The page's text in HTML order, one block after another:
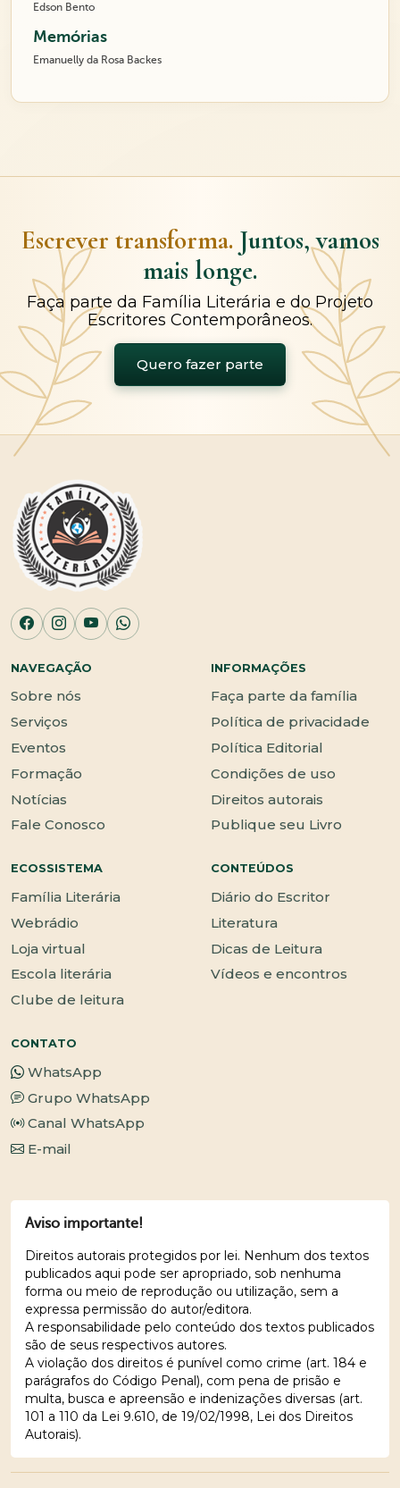
Edson Bento
Memórias
Emanuelly da Rosa Backes
Escrever transforma. Juntos, vamos
mais longe.
Faça parte da Família Literária e do Projeto
Escritores Contemporâneos.
Quero fazer parte
NAVEGAÇÃO
Sobre nós
Serviços
Eventos
Formação
Notícias
Fale Conosco
INFORMAÇÕES
Faça parte da família
Política de privacidade
Política Editorial
Condições de uso
Direitos autorais
Publique seu Livro
ECOSSISTEMA
Família Literária
Webrádio
Loja virtual
Escola literária
Clube de leitura
CONTEÚDOS
Diário do Escritor
Literatura
Dicas de Leitura
Vídeos e encontros
CONTATO
WhatsApp
Grupo WhatsApp
Canal WhatsApp
E-mail
Aviso importante!
Direitos autorais protegidos por lei. Nenhum dos textos
publicados aqui pode ser apropriado, sob nenhuma
forma ou meio de reprodução ou utilização, sem a
expressa permissão do autor/editora.
A responsabilidade pelo conteúdo dos textos publicados
são de seus respectivos autores.
A violação dos direitos é punível como crime (art. 184 e
parágrafos do Código Penal), com pena de prisão e
multa, busca e apreensão e indenizações diversas (art.
101 a 110 da Lei 9.610, de 19/02/1998, Lei dos Direitos
Autorais).